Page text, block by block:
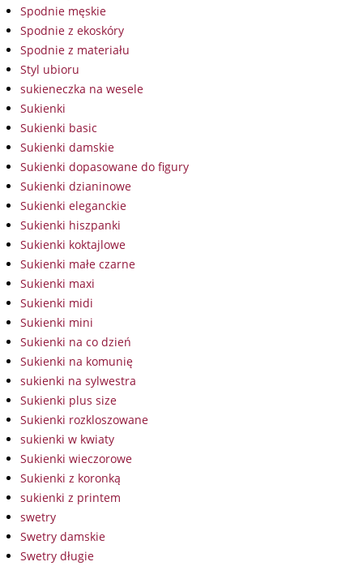
Spodnie męskie
Spodnie z ekoskóry
Spodnie z materiału
Styl ubioru
sukieneczka na wesele
Sukienki
Sukienki basic
Sukienki damskie
Sukienki dopasowane do figury
Sukienki dzianinowe
Sukienki eleganckie
Sukienki hiszpanki
Sukienki koktajlowe
Sukienki małe czarne
Sukienki maxi
Sukienki midi
Sukienki mini
Sukienki na co dzień
Sukienki na komunię
sukienki na sylwestra
Sukienki plus size
Sukienki rozkloszowane
sukienki w kwiaty
Sukienki wieczorowe
Sukienki z koronką
sukienki z printem
swetry
Swetry damskie
Swetry długie